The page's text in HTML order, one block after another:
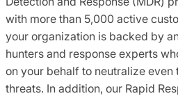
with more than 5,000 active
your organization is backed by
hunters and response experts
on your behalf to neutralize even
threats. In addition, our Rapid